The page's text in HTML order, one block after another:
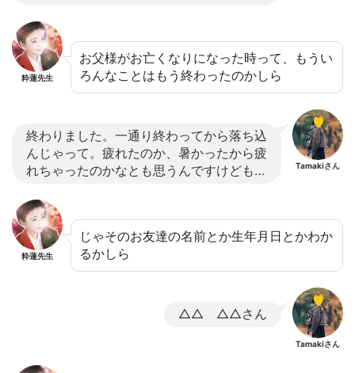
粋蓮先生
お父様がお亡くなりになった時って、もうい
ろんなことはもう終わったのかしら
終わりました。一通り終わってから落ち込
んじゃって。疲れたのか、暑かったから疲
れちゃったのかなとも思うんですけども…
Tamakiさん
粋蓮先生
じゃそのお友達の名前とか生年月日とかわか
るかしら
△△ △△さん
Tamakiさん